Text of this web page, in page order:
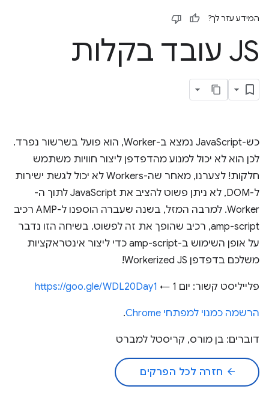
המידע עזר לך?
JS עובד בקלות
כש-JavaScript נמצא ב-Worker, הוא פועל בשרשור נפרד.
לכן הוא לא יכול למנוע מהדפדפן ליצור חוויות משתמש
חלקות! לצערנו, מאחר שה-Workers לא יכול לגשת ישירות
ל-DOM, לא ניתן פשוט להציב את JavaScript לתוך ה-
Worker. למרבה המזל, בשנה שעברה הוספנו ל-AMP רכיב
amp-script, רכיב שהופך את זה לפשוט. בשיחה הזו נדבר
על אופן השימוש ב-amp-script כדי ליצור אינטראקציות
משלכם בדפדפן Workerized JS!
פלייליסט קשור: יום 1 ← https://goo.gle/WDL20Day1
הרשמה כמנוי למפתחי Chrome .
דוברים: בן מורס, קריסטל למברט
arrow_back חזרה לכל הפרקים